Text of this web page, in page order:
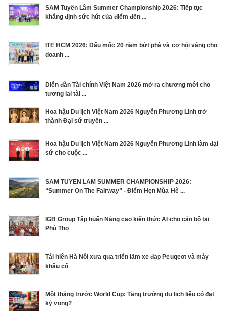
SAM Tuyền Lâm Summer Championship 2026: Tiếp tục
khẳng định sức hút của điểm đến ...
ITE HCM 2026: Dấu mốc 20 năm bứt phá và cơ hội vàng cho
doanh ...
Diễn đàn Tài chính Việt Nam 2026 mở ra chương mới cho
tương lai tài ...
Hoa hậu Du lịch Việt Nam 2026 Nguyễn Phương Linh trở
thành Đại sứ truyền ...
Hoa hậu Du lịch Việt Nam 2026 Nguyễn Phương Linh làm đại
sứ cho cuộc ...
SAM TUYEN LAM SUMMER CHAMPIONSHIP 2026:
“Summer On The Fairway” - Điểm Hẹn Mùa Hè ...
IGB Group Tập huấn Nâng cao kiến thức AI cho cán bộ tại
Phú Thọ
Tái hiện Hà Nội xưa qua triển lãm xe đạp Peugeot và máy
khâu cổ
Một tháng trước World Cup: Tăng trưởng du lịch liệu có đạt
kỳ vọng?